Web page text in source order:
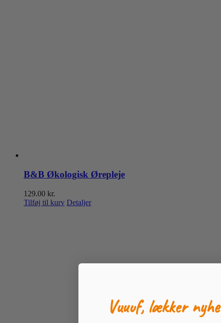
B&B Økologisk Ørepleje
129.00 kr.
Tilføj til kurv Detaljer
Vuuuf, lækker